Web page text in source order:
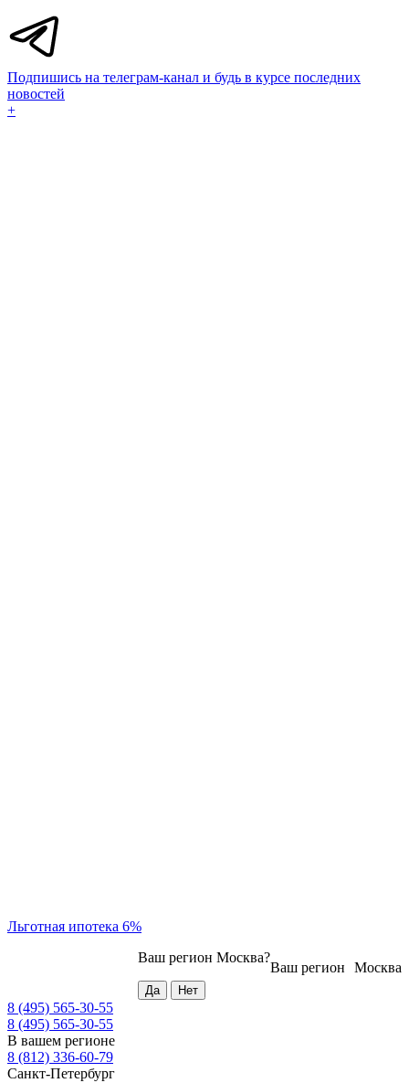
Подпишись на телеграм-канал и будь в курсе последних
новостей
+
Льготная ипотека 6%
Москва
Ваш регион
Ваш регион Москва?
8 (495) 565-30-55
8 (495) 565-30-55
В вашем регионе
8 (812) 336-60-79
Санкт-Петербург